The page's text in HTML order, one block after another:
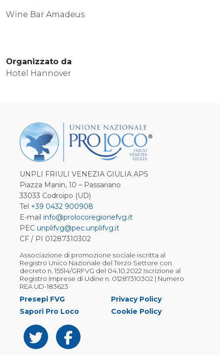
Wine Bar Amadeus
Organizzato da
Hotel Hannover
UNPLI FRIULI VENEZIA GIULIA APS
Piazza Manin, 10 – Passariano
33033 Codroipo (UD)
Tel +39 0432 900908
E-mail info@prolocoregionefvg.it
PEC unplifvg@pec.unplifvg.it
CF / PI 01287310302
Associazione di promozione sociale iscritta al
Registro Unico Nazionale del Terzo Settore con
decreto n. 15514/GRFVG del 04.10.2022 Iscrizione al
Registro Imprese di Udine n. 01287310302 | Numero
REA UD-183623
Presepi FVG
Sapori Pro Loco
Privacy Policy
Cookie Policy